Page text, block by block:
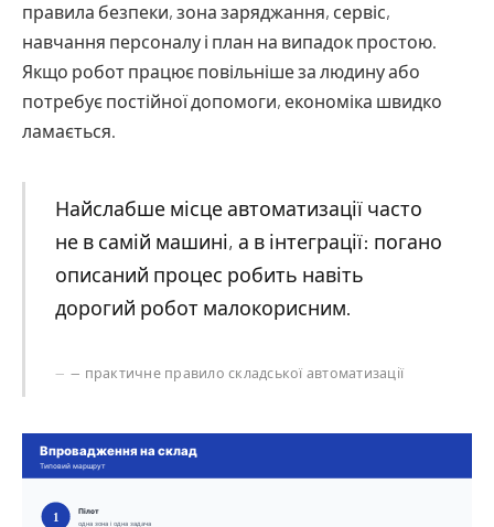
правила безпеки, зона заряджання, сервіс,
навчання персоналу і план на випадок простою.
Якщо робот працює повільніше за людину або
потребує постійної допомоги, економіка швидко
ламається.
Найслабше місце автоматизації часто
не в самій машині, а в інтеграції: погано
описаний процес робить навіть
дорогий робот малокорисним.
— практичне правило складської автоматизації